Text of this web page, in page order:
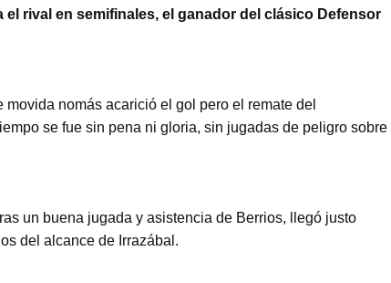
rival en semifinales, el ganador del clásico Defensor
nomás acarició el gol pero el remate del
se fue sin pena ni gloria, sin jugadas de peligro sobre
un buena jugada y asistencia de Berrios, llegó justo
del alcance de Irrazábal.